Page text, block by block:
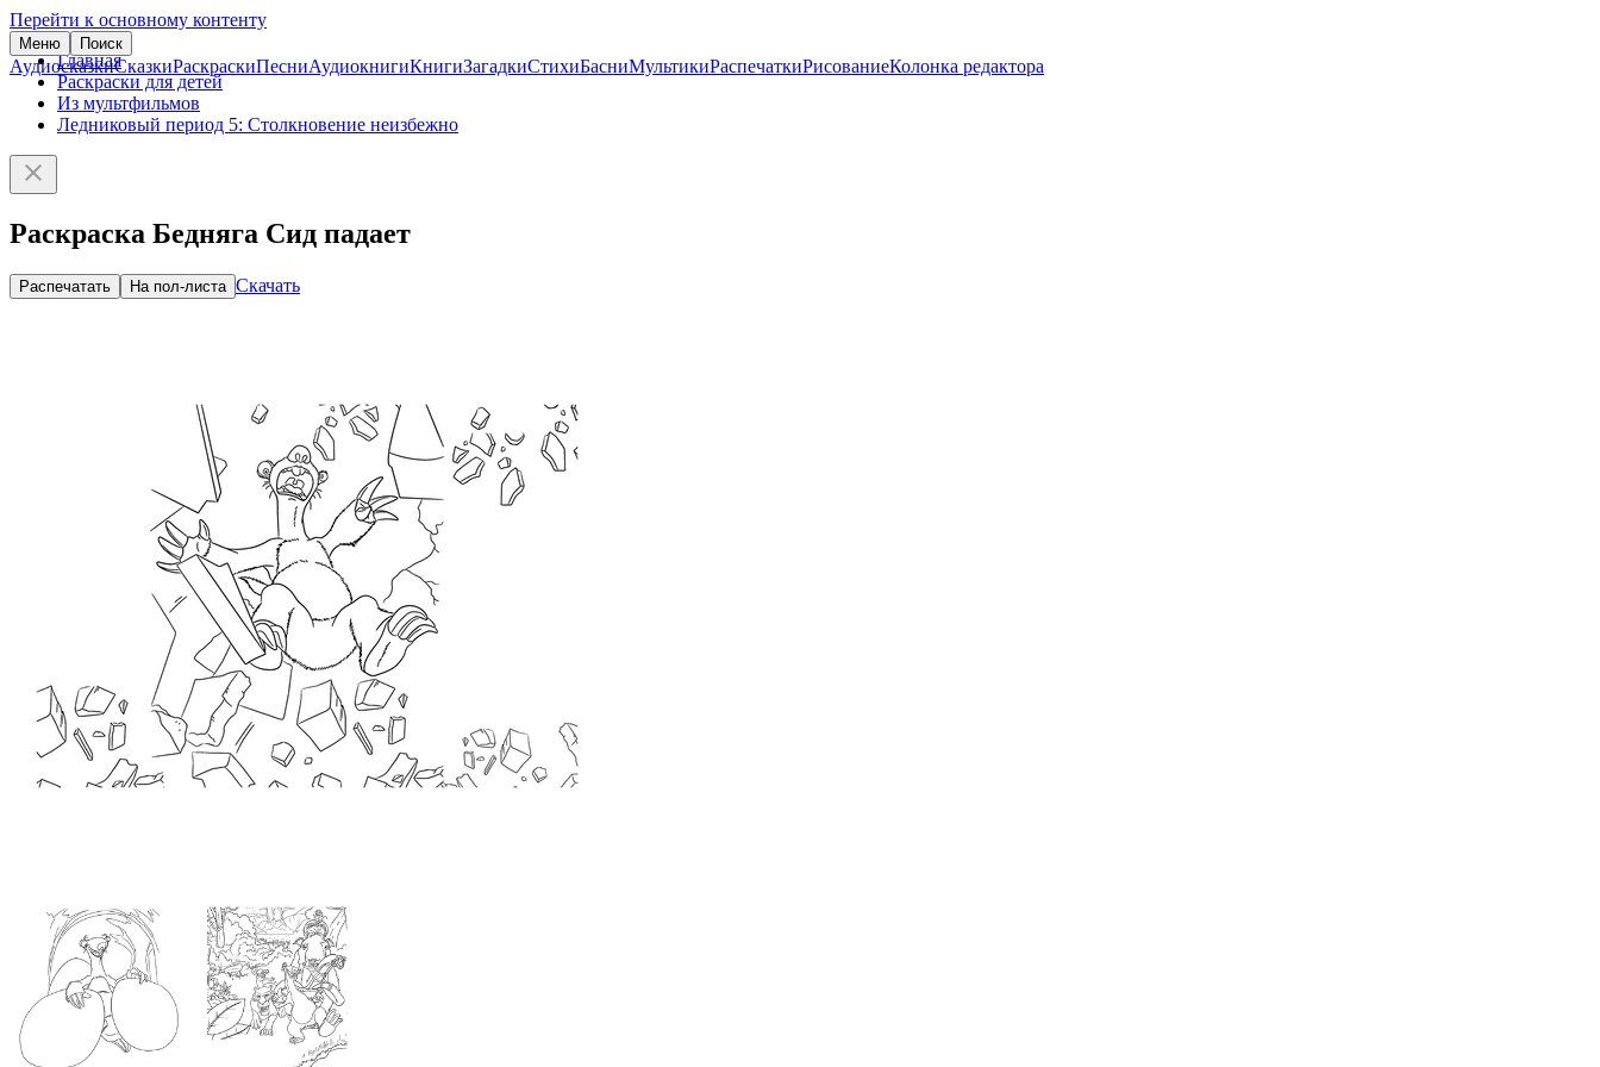
Перейти к основному контенту
Меню Поиск
АудиосказкиСказкиРаскраскиПесниАудиокнигиКнигиЗагадкиСтихиБасниМультикиРаспечаткиРисованиеКолонка редактора
Главная
Раскраски для детей
Из мультфильмов
Ледниковый период 5: Столкновение неизбежно
Раскраска Бедняга Сид падает
Распечатать На пол-листа Скачать